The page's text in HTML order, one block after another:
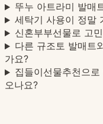
뚜누 아트라미 발매
세탁기 사용이 정말
신혼부부선물로 고
다른 규조토 발매트
가요?
집들이선물추천으
오나요?